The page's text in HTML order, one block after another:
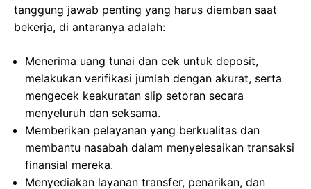
tanggung jawab penting yang harus diemban saat
bekerja, di antaranya adalah:
Menerima uang tunai dan cek untuk deposit,
melakukan verifikasi jumlah dengan akurat, serta
mengecek keakuratan slip setoran secara
menyeluruh dan seksama.
Memberikan pelayanan yang berkualitas dan
membantu nasabah dalam menyelesaikan transaksi
finansial mereka.
Menyediakan layanan transfer, penarikan, dan